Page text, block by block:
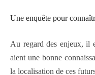
Une enquête pour
Au regard des enjeux, il
aient une bonne
la localisation de ces